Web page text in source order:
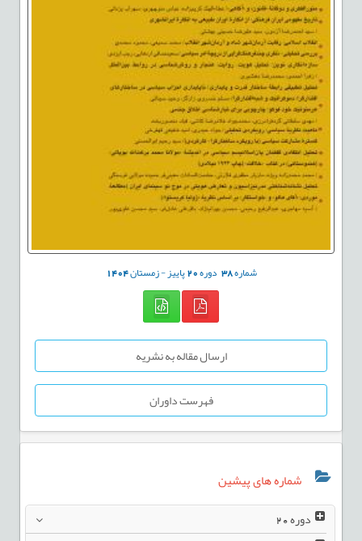
شماره38 دوره20پاییز - زمستان1404
ارسال مقاله به نشریه
فهرست داوران
شماره های پیشین
دوره20